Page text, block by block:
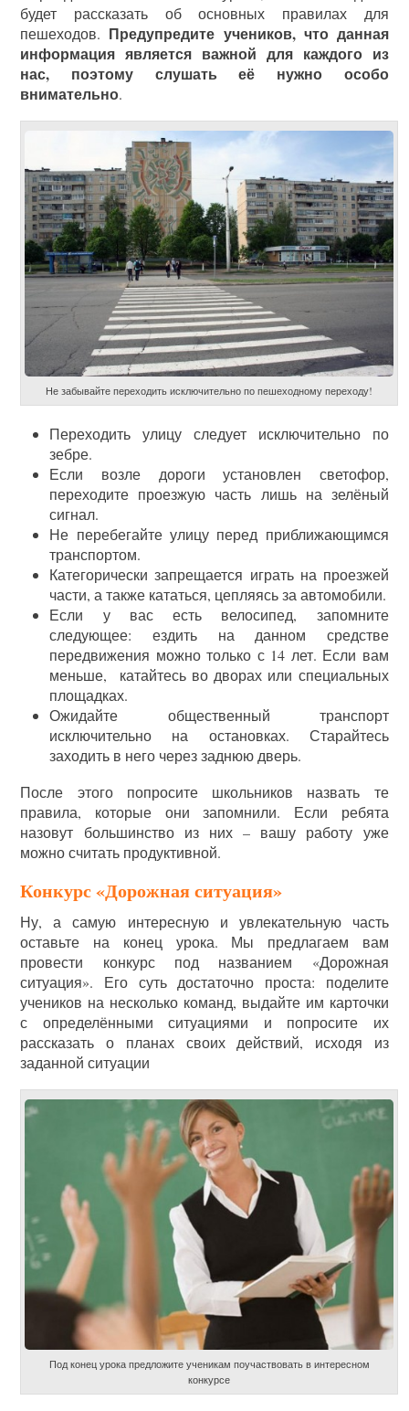
будет рассказать об основных правилах для
пешеходов. Предупредите учеников, что данная
информация является важной для каждого из
нас, поэтому слушать её нужно особо
внимательно.
Не забывайте переходить исключительно по пешеходному переходу!
Переходить улицу следует исключительно по
зебре.
Если возле дороги установлен светофор,
переходите проезжую часть лишь на зелёный
сигнал.
Не перебегайте улицу перед приближающимся
транспортом.
Категорически запрещается играть на проезжей
части, а также кататься, цепляясь за автомобили.
Если у вас есть велосипед, запомните
следующее: ездить на данном средстве
передвижения можно только с 14 лет. Если вам
меньше, катайтесь во дворах или специальных
площадках.
Ожидайте общественный транспорт
исключительно на остановках. Старайтесь
заходить в него через заднюю дверь.
После этого попросите школьников назвать те
правила, которые они запомнили. Если ребята
назовут большинство из них – вашу работу уже
можно считать продуктивной.
Конкурс «Дорожная ситуация»
Ну, а самую интересную и увлекательную часть
оставьте на конец урока. Мы предлагаем вам
провести конкурс под названием «Дорожная
ситуация». Его суть достаточно проста: поделите
учеников на несколько команд, выдайте им карточки
с определёнными ситуациями и попросите их
рассказать о планах своих действий, исходя из
заданной ситуации
Под конец урока предложите ученикам поучаствовать в интересном
конкурсе